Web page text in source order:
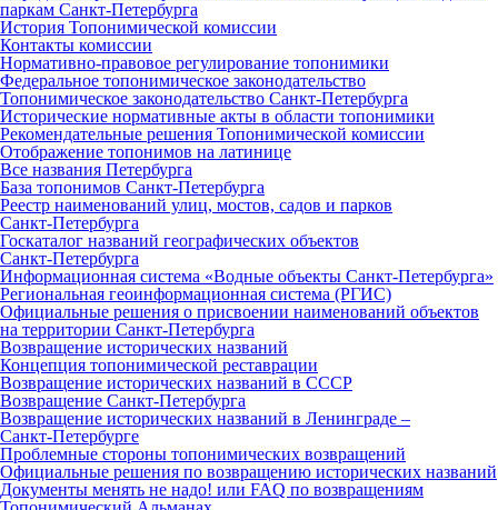
паркам Санкт‑Петербурга
История Топонимической комиссии
Контакты комиссии
Нормативно‑правовое регулирование топонимики
Федеральное топонимическое законодательство
Топонимическое законодательство Санкт‑Петербурга
Исторические нормативные акты в области топонимики
Рекомендательные решения Топонимической комиссии
Отображение топонимов на латинице
Все названия Петербурга
База топонимов Санкт‑Петербурга
Реестр наименований улиц, мостов, садов и парков
Санкт‑Петербурга
Госкаталог названий географических объектов
Санкт‑Петербурга
Информационная система «Водные объекты Санкт‑Петербурга»
Региональная геоинформационная система (РГИС)
Официальные решения о присвоении наименований объектов
на территории Санкт‑Петербурга
Возвращение исторических названий
Концепция топонимической реставрации
Возвращение исторических названий в СССР
Возвращение Санкт‑Петербурга
Возвращение исторических названий в Ленинграде –
Санкт‑Петербурге
Проблемные стороны топонимических возвращений
Официальные решения по возвращению исторических названий
Документы менять не надо! или FAQ по возвращениям